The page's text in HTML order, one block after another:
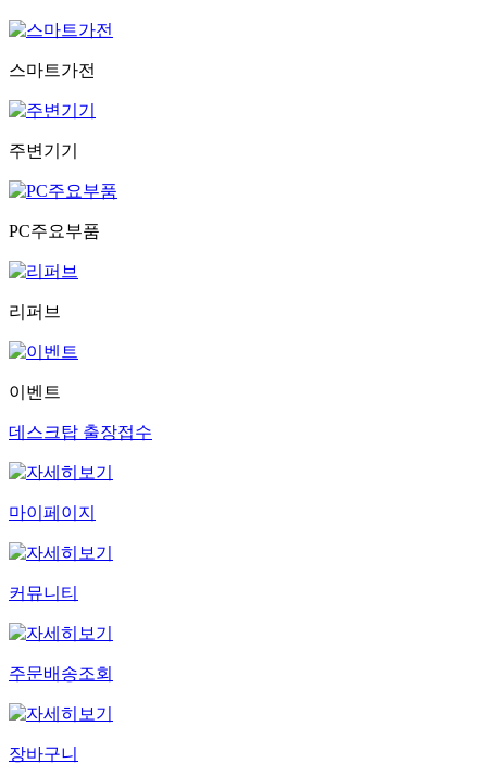
스마트가전
주변기기
PC주요부품
리퍼브
이벤트
데스크탑 출장접수
마이페이지
커뮤니티
주문배송조회
장바구니